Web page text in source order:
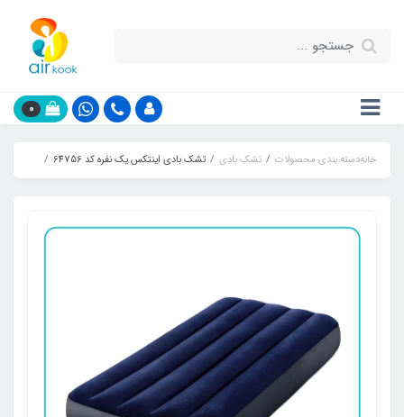
0
خانهدسته بندی محصولات تشک بادی تشک بادی اینتکس یک نفره کد 64756